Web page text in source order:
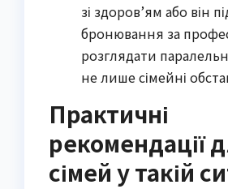
зі здоров’ям або він
бронювання за
розглядати
не лише сімейні
Практичні
рекомендації
сімей у такій